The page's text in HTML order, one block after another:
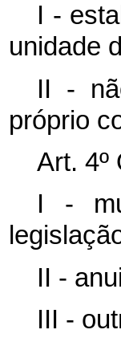
I -
unidade
II -
próprio
Art. 4º
I -
II -
III -